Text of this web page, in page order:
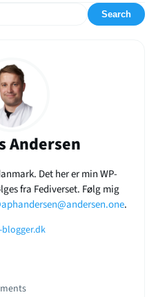
Search
Andersen
Det her er min WP-
fra Fediverset. Følg mig
.